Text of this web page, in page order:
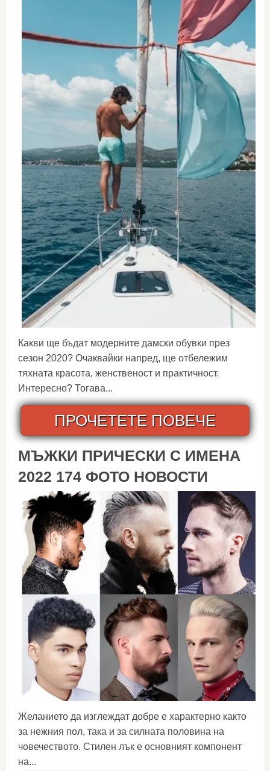
Какви ще бъдат модерните дамски обувки през
сезон 2020? Очаквайки напред, ще отбележим
тяхната красота, женственост и практичност.
Интересно? Тогава...
ПРОЧЕТЕТЕ ПОВЕЧЕ
МЪЖКИ ПРИЧЕСКИ С ИМЕНА
2022 174 ФОТО НОВОСТИ
Желанието да изглеждат добре е характерно както
за нежния пол, така и за силната половина на
човечеството. Стилен лък е основният компонент
на...